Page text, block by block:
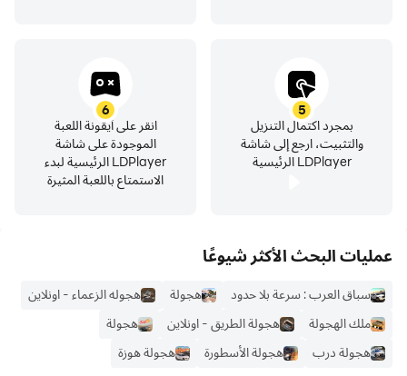
5
بمجرد اكتمال التنزيل
والتثبيت، ارجع إلى شاشة
LDPlayer الرئيسية
6
انقر على أيقونة اللعبة
الموجودة على شاشة
LDPlayer الرئيسية لبدء
الاستمتاع باللعبة المثيرة
عمليات البحث الأكثر شيوعًا
سباق العرب : سرعة بلا حدود هجولة
هجوله الزعماء - اونلاين
ملك الهجولة
هجولة الطريق - اونلاين
هجولة
هجولة درب
هجولة الأسطورة هجولة هوزة